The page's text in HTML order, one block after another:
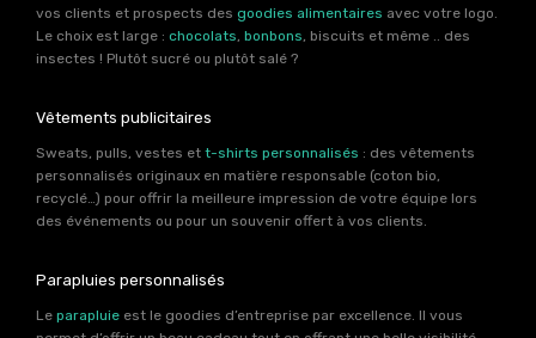
vos clients et prospects des goodies alimentaires avec votre logo.
Le choix est large : chocolats bonbons , biscuits et même .. des
insectes ! Plutôt sucré ou plutôt salé ?
Vêtements publicitaires
Sweats, pulls, vestes et t-shirts personnalisés : des vêtements
personnalisés originaux en matière responsable (coton bio,
recyclé…) pour offrir la meilleure impression de votre équipe lors
des événements ou pour un souvenir offert à vos clients.
Parapluies personnalisés
Le parapluie est le goodies d’entreprise par excellence. Il vous